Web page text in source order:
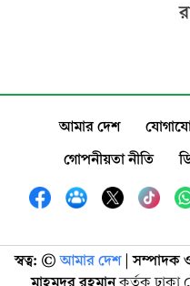
আমার দেশ
গোপনীয়তা নীতি
স্বত্ব: ©️ আমার দেশ| সম্পাদক
মাহমুদুর রহমানকর্তৃক ঢাকা